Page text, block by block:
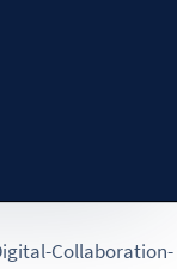
Collaboration-